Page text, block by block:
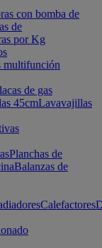
con bomba de
de
por Kg
multifunción
de gas
45cmLavavajillas
Planchas de
Balanzas de
Calefactores